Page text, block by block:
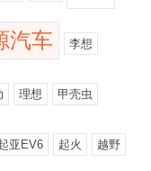
汽车 李想
理想 甲壳虫
亚EV6 起火 越野